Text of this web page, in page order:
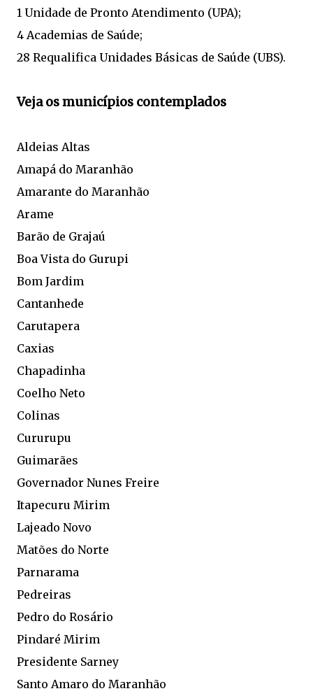
1 Unidade de Pronto Atendimento (UPA);
4 Academias de Saúde;
28 Requalifica Unidades Básicas de Saúde (UBS).
Veja os municípios contemplados
Aldeias Altas
Amapá do Maranhão
Amarante do Maranhão
Arame
Barão de Grajaú
Boa Vista do Gurupi
Bom Jardim
Cantanhede
Carutapera
Caxias
Chapadinha
Coelho Neto
Colinas
Cururupu
Guimarães
Governador Nunes Freire
Itapecuru Mirim
Lajeado Novo
Matões do Norte
Parnarama
Pedreiras
Pedro do Rosário
Pindaré Mirim
Presidente Sarney
Santo Amaro do Maranhão